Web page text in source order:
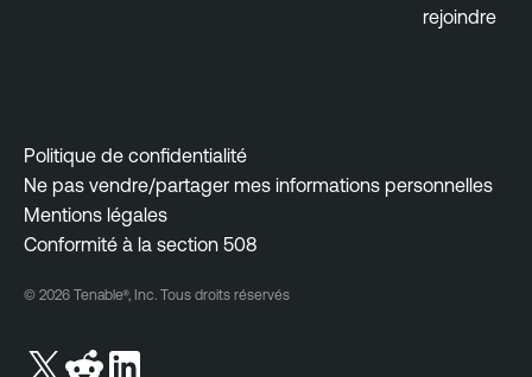
rejoindre
Politique de confidentialité
Ne pas vendre/partager mes informations personnelles
Mentions légales
Conformité à la section 508
© 2026 Tenable®, Inc. Tous droits réservés